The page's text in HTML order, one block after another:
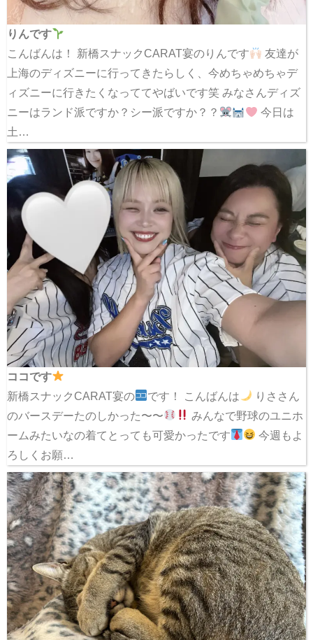
りんです
こんばんは！ 新橋スナックCARAT宴のりんです
友達が
上海のディズニーに行ってきたらしく、今めちゃめちゃデ
ィズニーに行きたくなっててやばいです笑 みなさんディズ
ニーはランド派ですか？シー派ですか？？
今日は
土…
ココです
新橋スナックCARAT宴の
です！ こんばんは
りささん
のバースデーたのしかった〜〜
みんなで野球のユニホ
ームみたいなの着てとっても可愛かったです
今週もよ
ろしくお願…